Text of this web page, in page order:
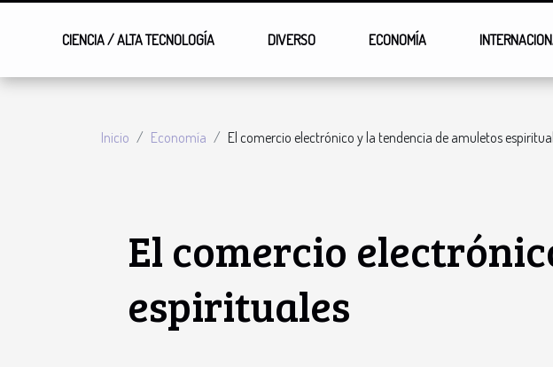
CIENCIA / ALTA TECNOLOGÍA DIVERSO ECONOMÍA
Inicio Economía El comercio electrónico y la tendencia de amuletos
El comercio
espirituales